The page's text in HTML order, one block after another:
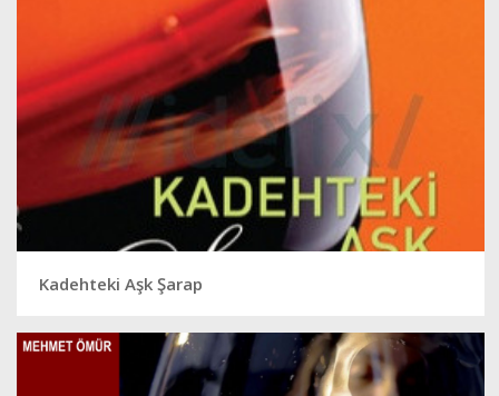
Kadehteki Aşk Şarap